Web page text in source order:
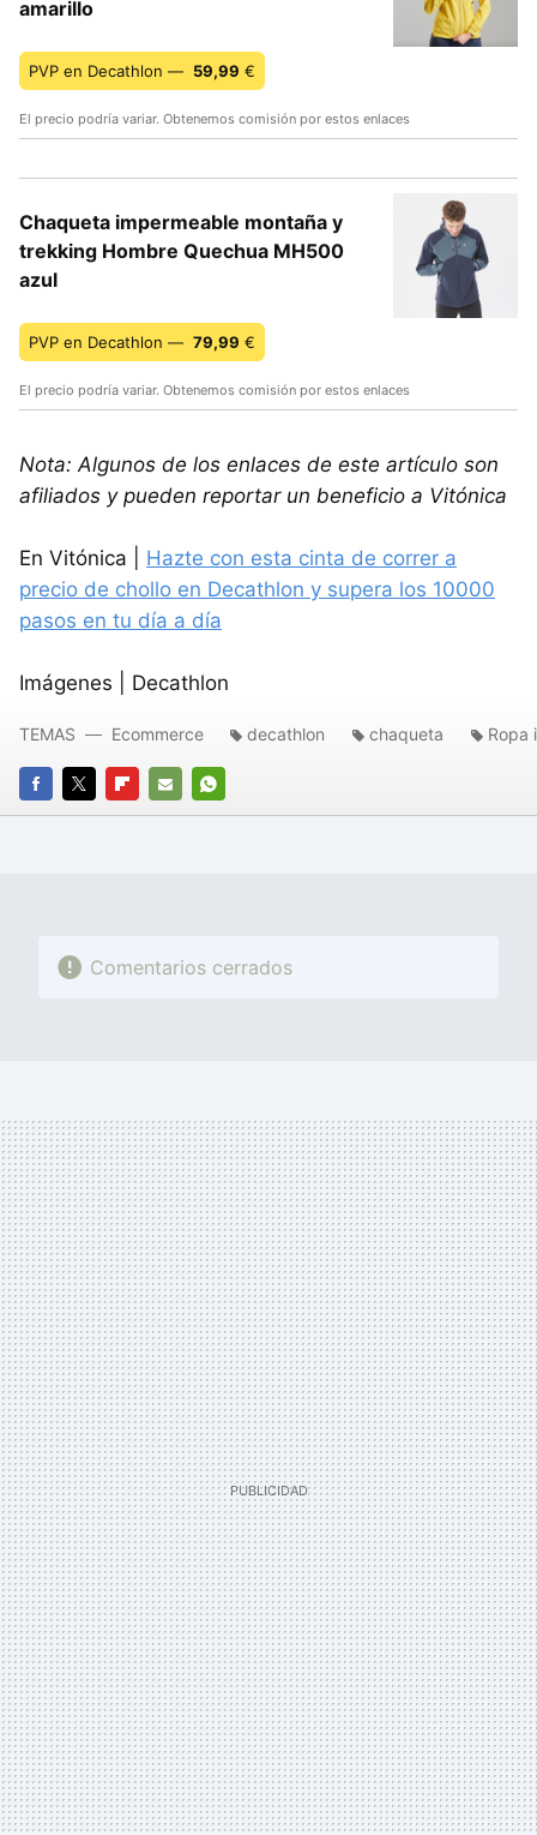
amarillo
PVP en Decathlon — 59,99 €
El precio podría variar. Obtenemos comisión por estos enlaces
Chaqueta impermeable montaña y
trekking Hombre Quechua MH500
azul
PVP en Decathlon — 79,99 €
El precio podría variar. Obtenemos comisión por estos enlaces
Nota: Algunos de los enlaces de este artículo son
afiliados y pueden reportar un beneficio a Vitónica
En Vitónica | Hazte con esta cinta de correr a
precio de chollo en Decathlon y supera los 10000
pasos en tu día a día
Imágenes | Decathlon
FACEBOOK
TWITTERFLIPBOARD
E-
WHATSAPP
TEMAS Ecommerce decathlon chaqueta Ropa
Comentarios cerrados